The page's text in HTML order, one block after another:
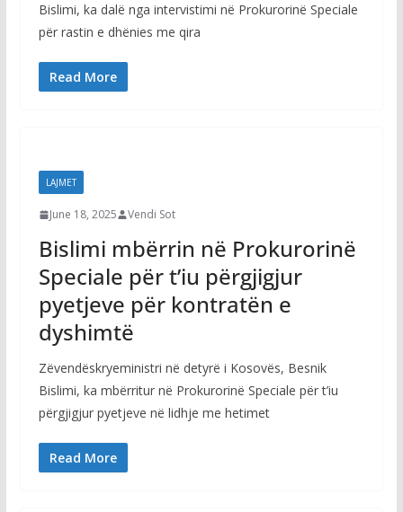
Bislimi, ka dalë nga intervistimi në Prokurorinë Speciale
për rastin e dhënies me qira
Read More
LAJMET
June 18, 2025 Vendi Sot
Bislimi mbërrin në Prokurorinë
Speciale për t’iu përgjigjur
pyetjeve për kontratën e
dyshimtë
Zëvendëskryeministri në detyrë i Kosovës, Besnik
Bislimi, ka mbërritur në Prokurorinë Speciale për t’iu
përgjigjur pyetjeve në lidhje me hetimet
Read More